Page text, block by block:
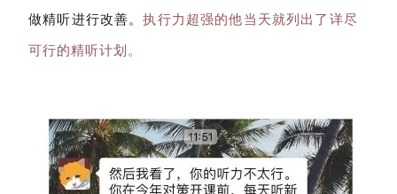
做精听进行改善。执行力超强的他当天就列出了详尽
可行的精听计划。